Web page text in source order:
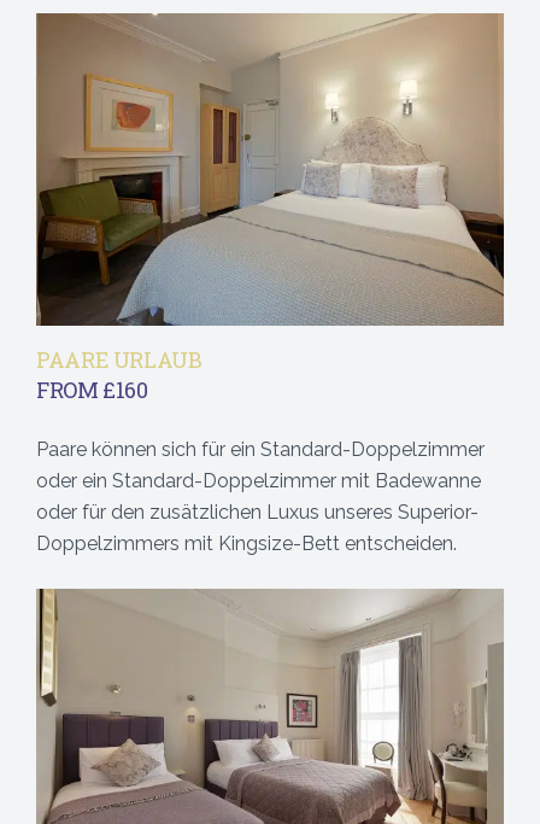
PAARE URLAUB
FROM £160
Paare können sich für ein Standard-Doppelzimmer
oder ein Standard-Doppelzimmer mit Badewanne
oder für den zusätzlichen Luxus unseres Superior-
Doppelzimmers mit Kingsize-Bett entscheiden.